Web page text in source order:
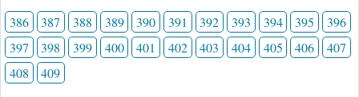
386 387 388 389 390 391 392 393 394 395
396
397
398 399 400 401 402 403 404 405 406
407
408
409